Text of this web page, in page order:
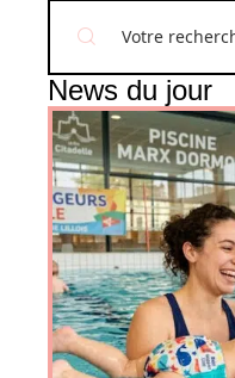
News du jour